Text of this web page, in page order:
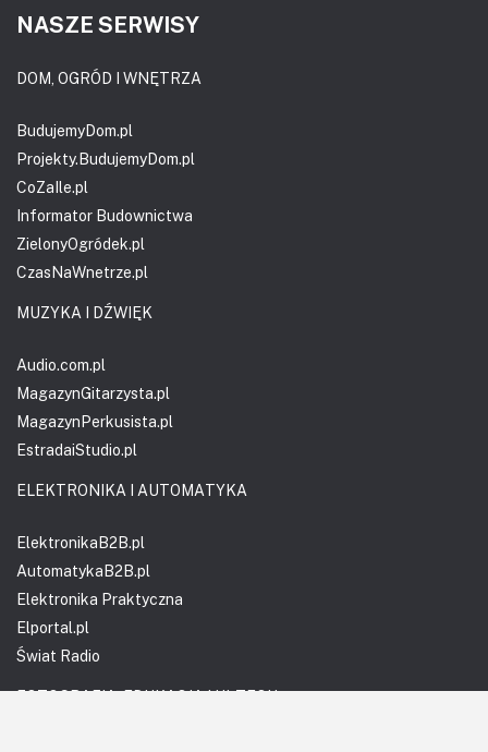
NASZE SERWISY
DOM, OGRÓD I WNĘTRZA
BudujemyDom.pl
Projekty.BudujemyDom.pl
CoZaIle.pl
Informator Budownictwa
ZielonyOgródek.pl
CzasNaWnetrze.pl
MUZYKA I DŹWIĘK
Audio.com.pl
MagazynGitarzysta.pl
MagazynPerkusista.pl
EstradaiStudio.pl
ELEKTRONIKA I AUTOMATYKA
ElektronikaB2B.pl
AutomatykaB2B.pl
Elektronika Praktyczna
Elportal.pl
Świat Radio
FOTOGRAFIA, EDUKACJA I HI-TECH